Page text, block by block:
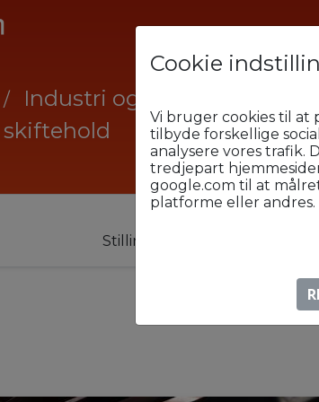
Industri og Lager
Stillingen er ikke længere
Cookie
Vi bruger cookies til at
tilbyde forskellige
analysere vores trafik.
tredjepart
google.com til at
platforme eller andres.